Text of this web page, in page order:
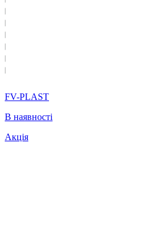
FV-PLAST
В наявності
Акція